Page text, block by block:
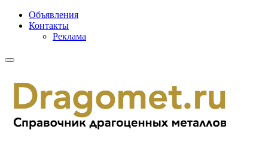
Объявления
Контакты
Реклама